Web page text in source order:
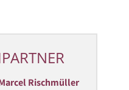
Rischmüller